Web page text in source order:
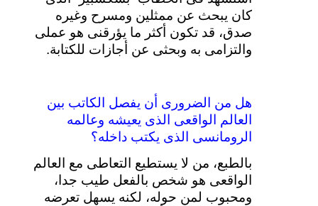
كان يبحث عن ممثلين ومسرح وغيره
صدق، قد تكون أكثر ما يؤرقنى هو عملى
والتزامى به وبحثى عن أجازات للكتابة.
هل من الضرورى أن يفصل الكاتب بين
العالم
الواقعى الذى يعيشه وعالمه
الرومانسى
الذى يكتب داخله؟
بالطبع، من لا يستطيع التعاطى مع
العالم
الواقعى هو شخص بالفعل طيب جدا،
ومحبوب لمن حوله، لكنه يسهل تعرضه